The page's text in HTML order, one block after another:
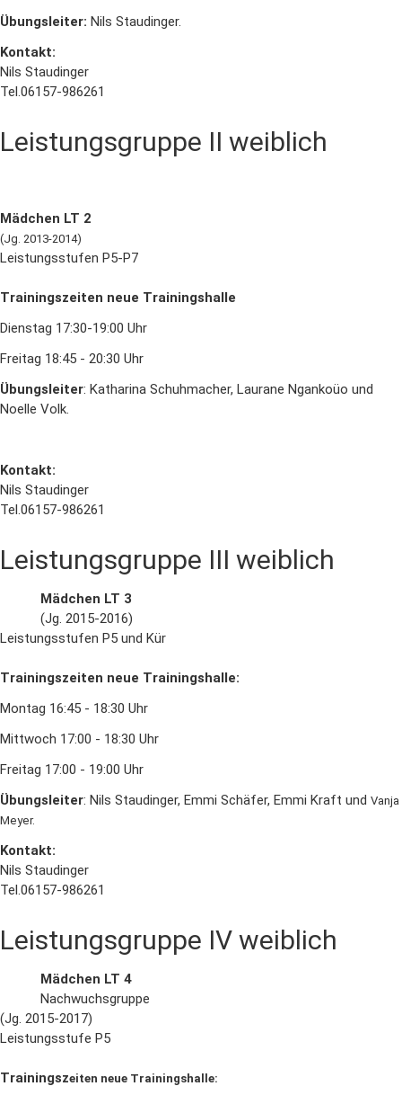
Übungsleiter: Nils Staudinger.
Kontakt:
Nils Staudinger
Tel.06157-986261
Leistungsgruppe II weiblich
Mädchen LT 2
(Jg. 2013-2014)
Leistungsstufen P5-P7
Trainingszeiten neue Trainingshalle
Dienstag 17:30-19:00 Uhr
Freitag 18:45 - 20:30 Uhr
Übungsleiter: Katharina Schuhmacher, Laurane Ngankoüo und
Noelle Volk.
Kontakt:
Nils Staudinger
Tel.06157-986261
Leistungsgruppe III weiblich
Mädchen LT 3
(Jg. 2015-2016)
Leistungsstufen P5 und Kür
Trainingszeiten neue Trainingshalle:
Montag 16:45 - 18:30 Uhr
Mittwoch 17:00 - 18:30 Uhr
Freitag 17:00 - 19:00 Uhr
Übungsleiter: Nils Staudinger, Emmi Schäfer, Emmi Kraft und Vanja
Meyer.
Kontakt:
Nils Staudinger
Tel.06157-986261
Leistungsgruppe IV weiblich
Mädchen LT 4
Nachwuchsgruppe
(Jg. 2015-2017)
Leistungsstufe P5
Trainingszeiten neue Trainingshalle: